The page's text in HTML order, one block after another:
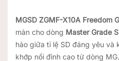
MGSD ZGMF-X10A Freedom
màn cho dòng Master Grade
hảo giữa tỉ lệ SD đáng yêu và
khớp nối đỉnh cao từ dòng